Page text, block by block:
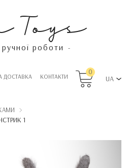
Toys
ручної роботи -
ДОСТАВКА КОНТАКТИ
0
UA
1